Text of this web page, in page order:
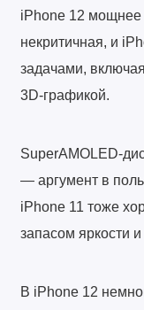
iPhone 12 мощнее
некритичная, и
задачами,
3D-графикой.
SuperAMOLED-
— аргумент в
iPhone 11 тоже
запасом яркости и
В iPhone 12